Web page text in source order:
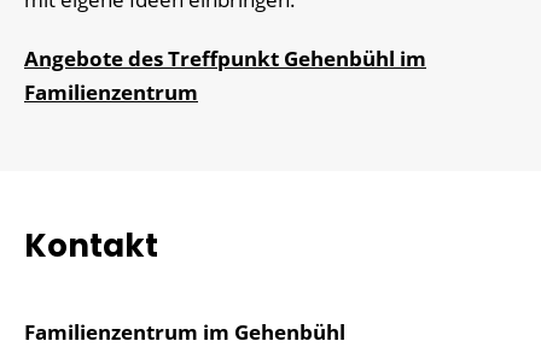
Angebote des Treffpunkt Gehenbühl im
Familienzentrum
Kontakt
Familienzentrum im Gehenbühl